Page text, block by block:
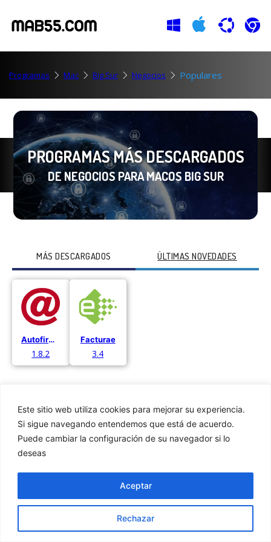
Este sitio web utiliza cookies para mejorar su experiencia.
Si sigue navegando entendemos que está de acuerdo.
Puede cambiar la configuración de su navegador si lo
deseas
Rechazar
Aceptar
Programas Mac Big Sur Negocios Populares
PROGRAMAS MÁS DESCARGADOS
DE NEGOCIOS PARA MACOS BIG SUR
MÁS DESCARGADOS ÚLTIMAS NOVEDADES
Autofirma
1.8.2
Facturae
3.4